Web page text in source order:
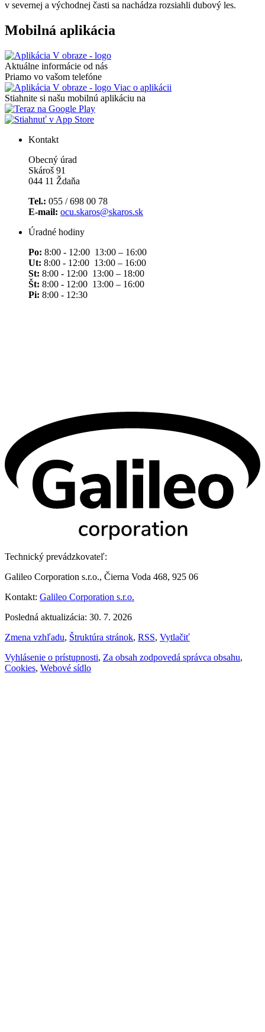
v severnej a východnej časti sa nachádza rozsiahli dubový les.
Mobilná aplikácia
Aktuálne informácie od nás
Priamo vo vašom telefóne
Viac o aplikácii
Stiahnite si našu mobilnú aplikáciu na
Kontakt
Obecný úrad
Skároš 91
044 11 Ždaňa
Tel.: 055 / 698 00 78
E-mail: ocu.skaros@skaros.sk
Úradné hodiny
Po: 8:00 - 12:00 13:00 – 16:00
Ut: 8:00 - 12:00 13:00 – 16:00
St: 8:00 - 12:00 13:00 – 18:00
Št: 8:00 - 12:00 13:00 – 16:00
Pi: 8:00 - 12:30
Technický prevádzkovateľ:
Galileo Corporation s.r.o., Čierna Voda 468, 925 06
Kontakt: Galileo Corporation s.r.o.
Posledná aktualizácia: 30. 7. 2026
Zmena vzhľadu, Štruktúra stránok, RSS, Vytlačiť
Vyhlásenie o prístupnosti, Za obsah zodpovedá správca obsahu,
Cookies, Webové sídlo